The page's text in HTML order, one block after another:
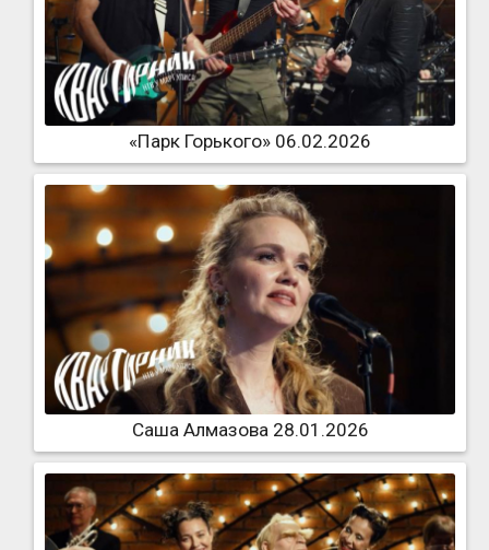
«Парк Горького» 06.02.2026
Саша Алмазова 28.01.2026